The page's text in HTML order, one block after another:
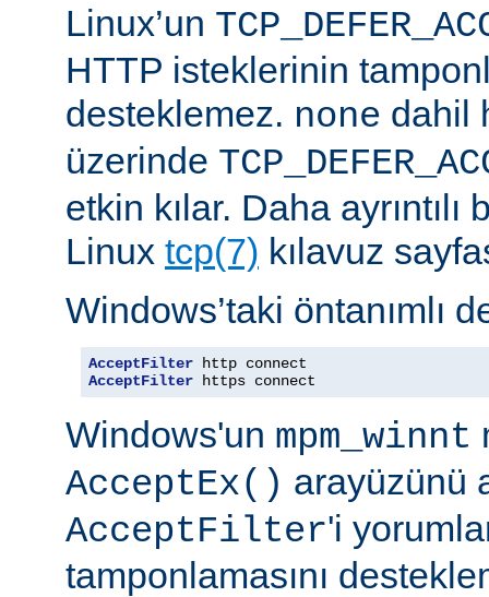
Linux’un
HTTP isteklerinin
desteklemez. none dahil
üzerinde
etkin kılar. Daha
Linux tcp(7) kılavuz
Windows’taki öntanımlı
AcceptFilter
AcceptFilter https connect
Windows'un mpm_winnt
AcceptEx() arayüzünü
AcceptFilter'i
tamponlamasını